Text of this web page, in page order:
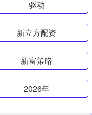
驱动
新立方配资
新富策略
2026年